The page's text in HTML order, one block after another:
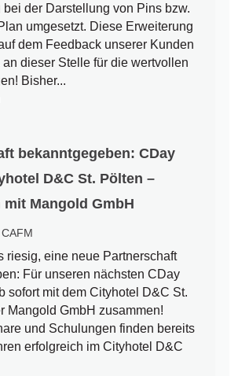
bei der Darstellung von Pins bzw.
umgesetzt. Diese Erweiterung
dem Feedback unserer Kunden
dieser Stelle für die wertvollen
Bisher...
bekanntgegeben: CDay
D&C St. Pölten –
mit Mangold GmbH
CAFM
riesig, eine neue Partnerschaft
Für unseren nächsten CDay
sofort mit dem Cityhotel D&C St.
Mangold GmbH zusammen!
und Schulungen finden bereits
erfolgreich im Cityhotel D&C